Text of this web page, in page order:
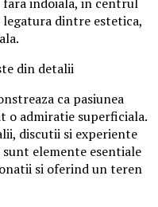
dintre estetica,
din detalii
ca pasiunea
o admiratie superficiala.
discutii si experiente
elemente esentiale
si oferind un teren